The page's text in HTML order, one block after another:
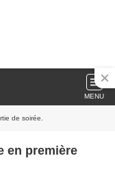
MENU
de soirée.
en première